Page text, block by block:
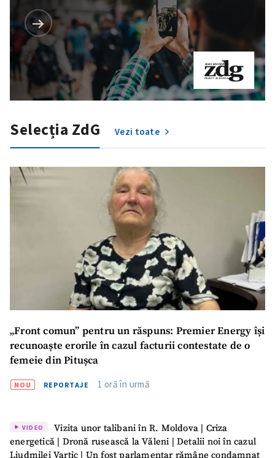
Selecția ZdG Vezi toate
„Front comun” pentru un răspuns: Premier Energy își
recunoaște erorile în cazul facturii contestate de o
femeie din Pitușca
NOU REPORTAJE 1 oră în urmă
VIDEO
Vizita unor talibani în R. Moldova | Criza
energetică | Dronă rusească la Văleni | Detalii noi în cazul
Liudmilei Vartic | Un fost parlamentar rămâne condamnat